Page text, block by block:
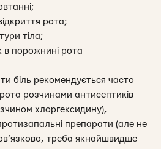
рота;
тіла;
порожнині рота
біль рекомендується часто
розчинами антисептиків
хлоргексидину),
препарати (але не
треба якнайшвидше